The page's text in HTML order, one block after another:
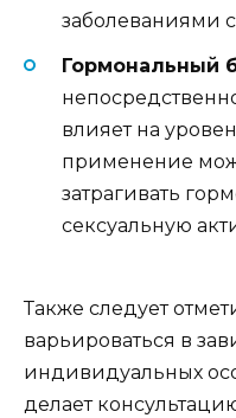
заболеваниями
Гормональный
влияет на
применение
затрагивать
сексуальную
Также следует
варьироваться в
индивидуальных
делает